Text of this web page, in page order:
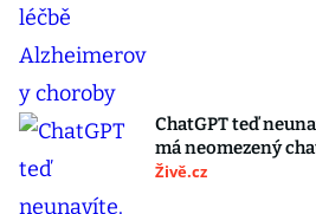
ChatGPT teď
má neomezený
Živě.cz